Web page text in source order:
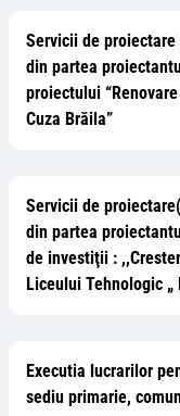
Servicii de
din partea
proiectului
Cuza Brăila”
Servicii de
din partea
de investiţii :
Liceului Tehnologic „
Executia lucrarilor
sediu primarie,